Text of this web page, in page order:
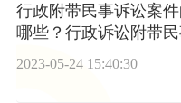
行政附带民事诉讼案
哪些？行政诉讼附带
2023-05-24 15:40:30